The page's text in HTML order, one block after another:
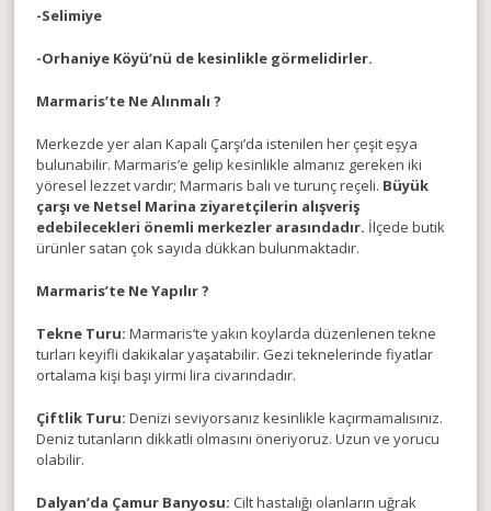
-Selimiye
-Orhaniye Köyü’nü de kesinlikle görmelidirler.
Marmaris’te Ne Alınmalı ?
Merkezde yer alan Kapalı Çarşı’da istenilen her çeşit eşya
bulunabilir. Marmaris’e gelip kesinlikle almanız gereken iki
yöresel lezzet vardır; Marmaris balı ve turunç reçeli. Büyük
çarşı ve Netsel Marina ziyaretçilerin alışveriş
edebilecekleri önemli merkezler arasındadır. İlçede butik
ürünler satan çok sayıda dükkan bulunmaktadır.
Marmaris’te Ne Yapılır ?
Tekne Turu: Marmaris’te yakın koylarda düzenlenen tekne
turları keyifli dakikalar yaşatabilir. Gezi teknelerinde fiyatlar
ortalama kişi başı yirmi lira civarındadır.
Çiftlik Turu: Denizi seviyorsanız kesinlikle kaçırmamalısınız.
Deniz tutanların dikkatli olmasını öneriyoruz. Uzun ve yorucu
olabilir.
Dalyan’da Çamur Banyosu: Cilt hastalığı olanların uğrak